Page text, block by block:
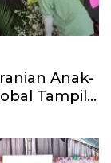
Anak-
Tampil